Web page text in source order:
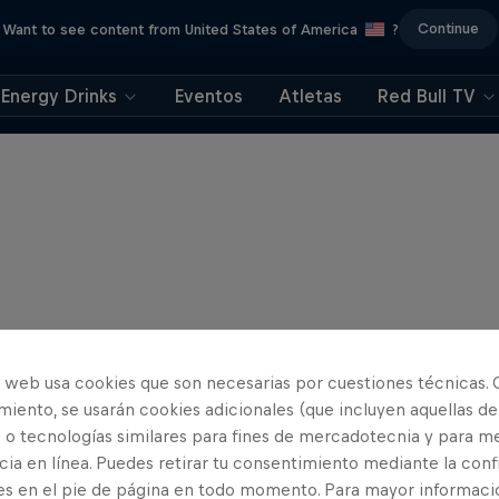
Want to see content from United States of America ? Continue
Energy Drinks Eventos Atletas Red Bull TV
web usa cookies que son necesarias por cuestiones técnicas.
se usarán cookies adicionales (que incluyen aquellas de
tecnologías similares para fines de mercadotecnia y para
en línea. Puedes retirar tu consentimiento mediante la
en el pie de página en todo momento. Para mayor